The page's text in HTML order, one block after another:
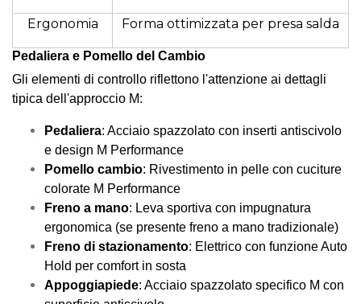
Ergonomia Forma ottimizzata per presa salda
Pedaliera e Pomello del Cambio
Gli elementi di controllo riflettono l'attenzione ai dettagli
tipica dell'approccio M:
Pedaliera: Acciaio spazzolato con inserti antiscivolo
e design M Performance
Pomello cambio: Rivestimento in pelle con cuciture
colorate M Performance
Freno a mano: Leva sportiva con impugnatura
ergonomica (se presente freno a mano tradizionale)
Freno di stazionamento: Elettrico con funzione Auto
Hold per comfort in sosta
Appoggiapiede: Acciaio spazzolato specifico M con